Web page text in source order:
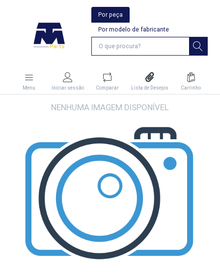
Por peça
Por modelo de fabricante
Menu Iniciar sessão Comparar Lista de Desejos Carrinho